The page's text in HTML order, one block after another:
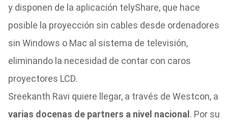
y disponen de la aplicación telyShare, que hace
posible la proyección sin cables desde ordenadores
sin Windows o Mac al sistema de televisión,
eliminando la necesidad de contar con caros
proyectores LCD.
Sreekanth Ravi quiere llegar, a través de Westcon, a
varias docenas de partners a nivel nacional . Por su